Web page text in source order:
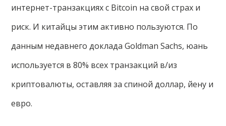
интернет-транзакциях с Bitcoin на свой страх и
риск. И китайцы этим активно пользуются. По
данным недавнего доклада Goldman Sachs, юань
используется в 80% всех транзакций в/из
криптовалюты, оставляя за спиной доллар, йену и
евро.